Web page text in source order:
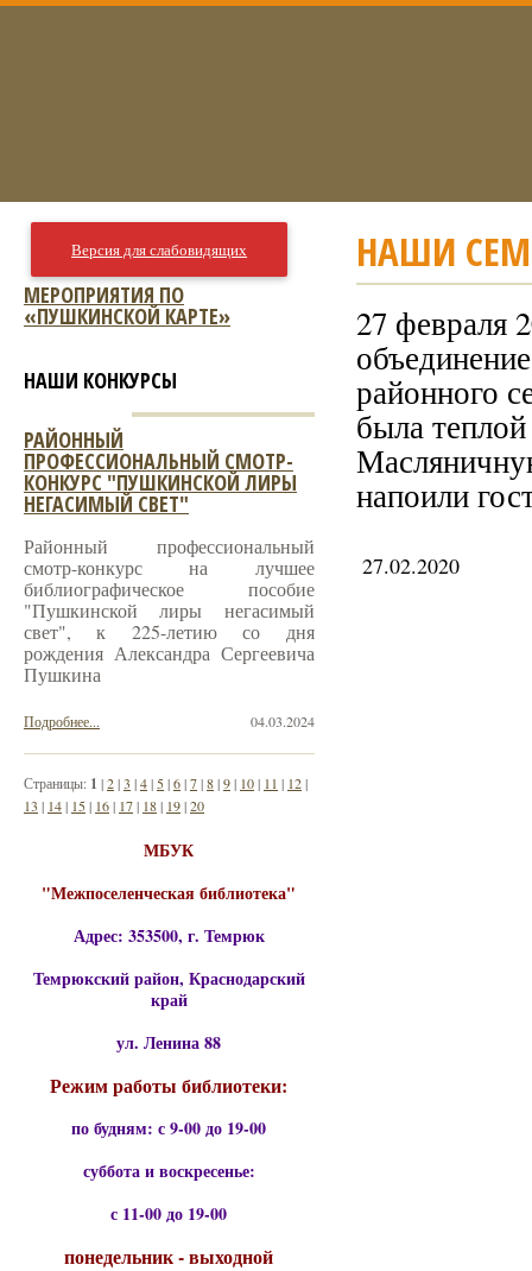
НАШИ
27 февраля
районного
была
напоили
27.02.2020
Версия для слабовидящих
МЕРОПРИЯТИЯ ПО
«ПУШКИНСКОЙ КАРТЕ»
НАШИ КОНКУРСЫ
РАЙОННЫЙ
ПРОФЕССИОНАЛЬНЫЙ СМОТР-
КОНКУРС "ПУШКИНСКОЙ ЛИРЫ
НЕГАСИМЫЙ СВЕТ"
Районный профессиональный
смотр-конкурс на лучшее
библиографическое пособие
"Пушкинской лиры негасимый
свет", к 225-летию со дня
рождения Александра Сергеевича
Пушкина
04.03.2024
Подробнее...
Страницы: 1 |2|3 |4| 5|6|7|8|9| 10| 11 | 12|
13 | 14| 15| 16| 17| 18| 19|20
МБУК
"Межпоселенческая библиотека"
Адрес: 353500, г. Темрюк
Темрюкский район, Краснодарский
край
ул. Ленина 88
Режим работы библиотеки:
по будням: с 9-00 до 19-00
суббота и воскресенье:
с 11-00 до 19-00
понедельник - выходной